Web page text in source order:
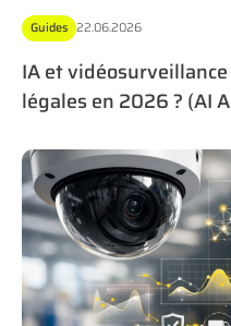
Guides 22.06.2026
IA et
légales en 2026 ? (AI